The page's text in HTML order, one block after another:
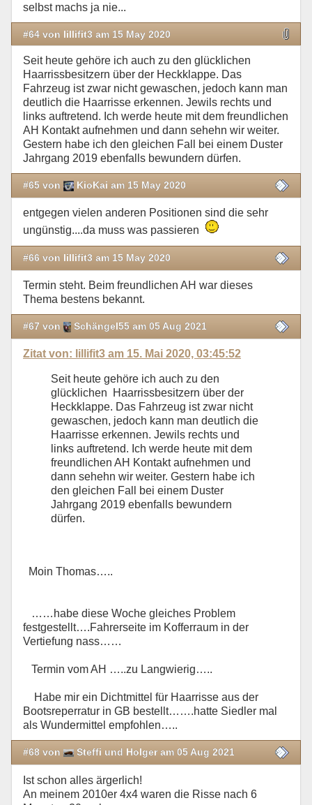
selbst machs ja nie...
#64 von lillifit3 am 15 May 2020
Seit heute gehöre ich auch zu den glücklichen
Haarrissbesitzern über der Heckklappe. Das
Fahrzeug ist zwar nicht gewaschen, jedoch kann man
deutlich die Haarrisse erkennen. Jewils rechts und
links auftretend. Ich werde heute mit dem freundlichen
AH Kontakt aufnehmen und dann sehehn wir weiter.
Gestern habe ich den gleichen Fall bei einem Duster
Jahrgang 2019 ebenfalls bewundern dürfen.
#65 von KioKai am 15 May 2020
entgegen vielen anderen Positionen sind die sehr
ungünstig....da muss was passieren
#66 von lillifit3 am 15 May 2020
Termin steht. Beim freundlichen AH war dieses
Thema bestens bekannt.
#67 von Schängel55 am 05 Aug 2021
Zitat von: lillifit3 am 15. Mai 2020, 03:45:52
Seit heute gehöre ich auch zu den
glücklichen Haarrissbesitzern über der
Heckklappe. Das Fahrzeug ist zwar nicht
gewaschen, jedoch kann man deutlich die
Haarrisse erkennen. Jewils rechts und
links auftretend. Ich werde heute mit dem
freundlichen AH Kontakt aufnehmen und
dann sehehn wir weiter. Gestern habe ich
den gleichen Fall bei einem Duster
Jahrgang 2019 ebenfalls bewundern
dürfen.
Moin Thomas…..
……habe diese Woche gleiches Problem
festgestellt….Fahrerseite im Kofferraum in der
Vertiefung nass……
Termin vom AH …..zu Langwierig…..
Habe mir ein Dichtmittel für Haarrisse aus der
Bootsreperratur in GB bestellt…….hatte Siedler mal
als Wundermittel empfohlen…..
#68 von Steffi und Holger am 05 Aug 2021
Ist schon alles ärgerlich!
An meinem 2010er 4x4 waren die Risse nach 6